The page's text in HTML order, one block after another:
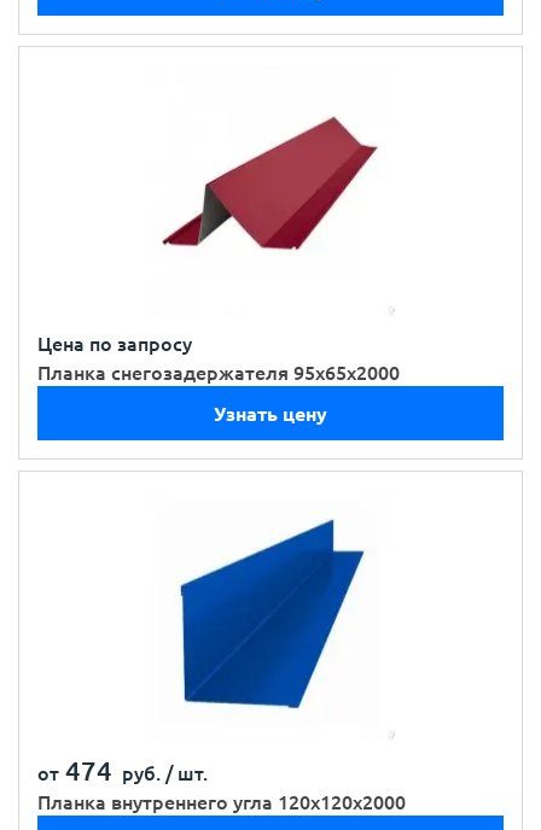
Цена по запросу
Планка снегозадержателя 95х65х2000
Узнать цену
от 474 руб. / шт.
Планка внутреннего угла 120х120х2000